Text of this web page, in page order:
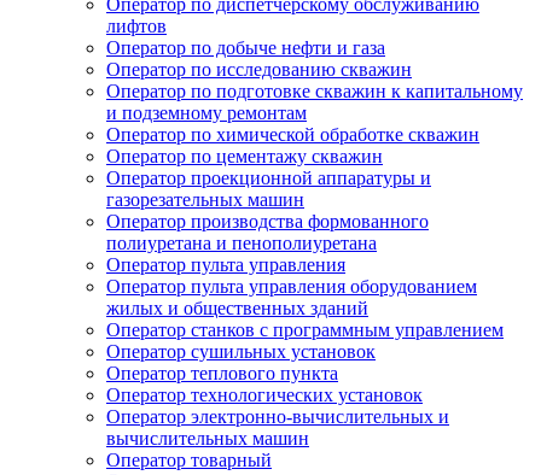
Оператор по диспетчерскому обслуживанию
лифтов
Оператор по добыче нефти и газа
Оператор по исследованию скважин
Оператор по подготовке скважин к капитальному
и подземному ремонтам
Оператор по химической обработке скважин
Оператор по цементажу скважин
Оператор проекционной аппаратуры и
газорезательных машин
Оператор производства формованного
полиуретана и пенополиуретана
Оператор пульта управления
Оператор пульта управления оборудованием
жилых и общественных зданий
Оператор станков с программным управлением
Оператор сушильных установок
Оператор теплового пункта
Оператор технологических установок
Оператор электронно-вычислительных и
вычислительных машин
Оператор товарный